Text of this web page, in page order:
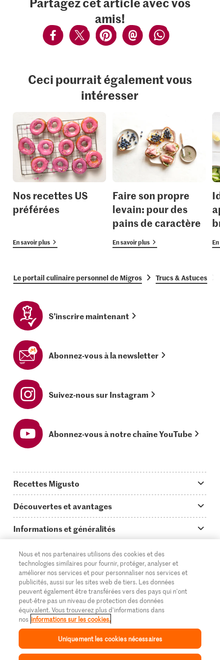
amis!
Ceci pourrait également vous
intéresser
Nos recettes US
préférées
En savoir plus
Faire son propre
levain: pour des
pains de caractère
En savoir plus
Le portail culinaire personnel de Migros Trucs & Astuces
S’inscrire maintenant
Abonnez-vous à la newsletter
Suivez-nous sur Instagram
Abonnez-vous à notre chaîne YouTube
Recettes Migusto
Idées de menus
Plats principaux
Simple & vite prêt
Apéritif
Préparations au four
Enfants & famille
Toutes les recettes
Découvertes et avantages
Tutoriels
Glossaire des ingrédients
Login Migusto
Magazine Migusto
Concours
Informations et généralités
Cuisiner avec Migusto
Service clientèle & contact
Publicité
Impressum
Mentions légales
Découvrir
Supermarché
Migros Online
À propos de Migros
Magasins
Cumulus
© 2026 La Fédération des coopératives Migros
DE FR IT
Nous et nos partenaires utilisons des cookies et des
technologies similaires pour fournir, protéger, analyser et
améliorer nos services et pour personnaliser nos services et
publicités, aussi sur les sites web de tiers. Les données
peuvent également être transférées vers des pays qui n'ont
peut-être pas un niveau de protection des données
équivalent. Vous trouverez plus d'informations dans
nos informations sur les cookies.
Uniquement les cookies nécessaires